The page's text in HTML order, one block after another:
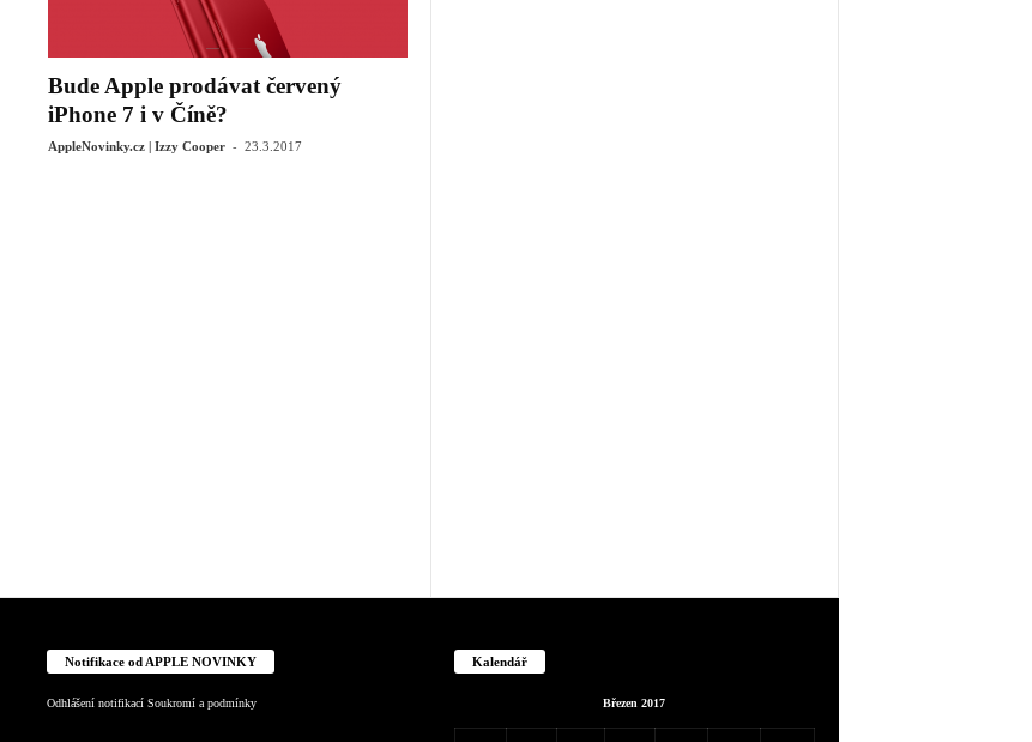
Bude Apple prodávat červený
iPhone 7 i v Číně?
AppleNovinky.cz | Izzy Cooper - 23.3.2017
Notifikace od APPLE NOVINKY
Odhlášení notifikací Soukromí a podmínky
Kalendář
Březen 2017